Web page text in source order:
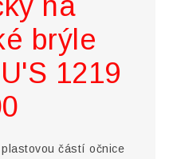
brýle
1219
částí očnice